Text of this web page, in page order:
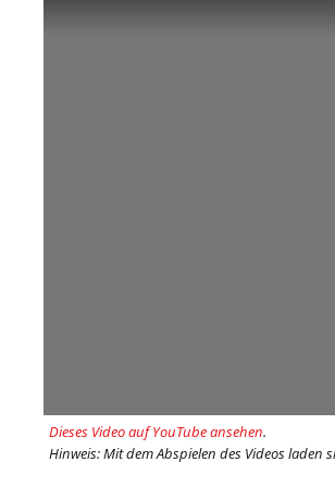
Dieses Video auf YouTube ansehen.
Hinweis: Mit dem Abspielen des Videos laden